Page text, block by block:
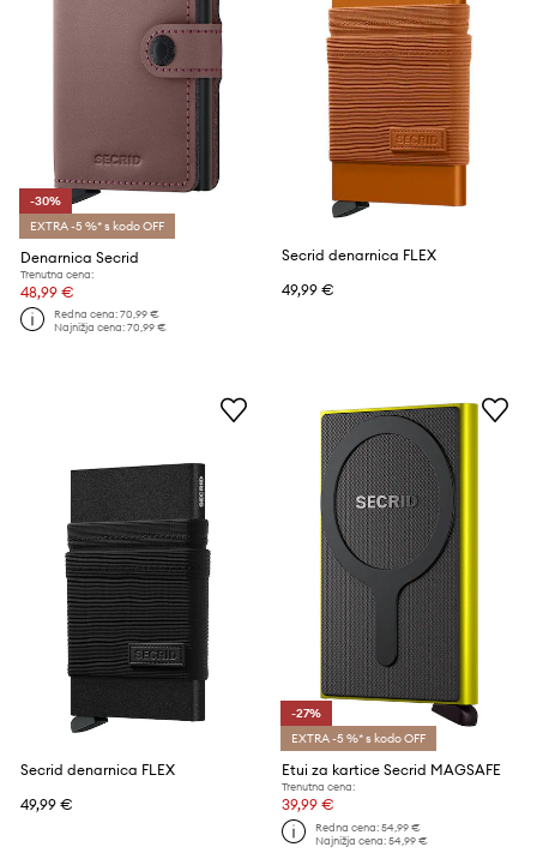
-30%
EXTRA -5 %* s kodo OFF
Denarnica Secrid
Trenutna cena:
48,99 €
Redna cena:70,99 €
Najnižja cena:70,99 €
Secrid denarnica FLEX
49,99 €
Secrid denarnica FLEX
49,99 €
-27%
EXTRA -5 %* s kodo OFF
Etui za kartice Secrid MAGSAFE
Trenutna cena:
39,99 €
Redna cena:54,99 €
Najnižja cena:54,99 €